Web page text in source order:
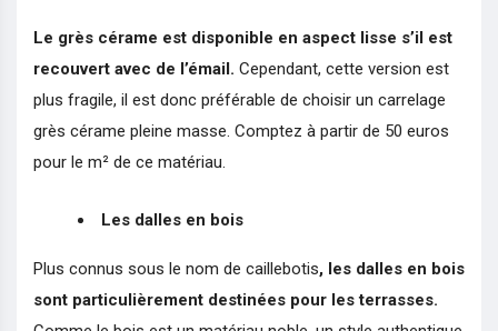
Le grès cérame est disponible en aspect lisse s’il est
recouvert avec de l’émail. Cependant, cette version est
plus fragile, il est donc préférable de choisir un carrelage
grès cérame pleine masse. Comptez à partir de 50 euros
pour le m² de ce matériau.
Les dalles en bois
Plus connus sous le nom de caillebotis, les dalles en bois
sont particulièrement destinées pour les terrasses.